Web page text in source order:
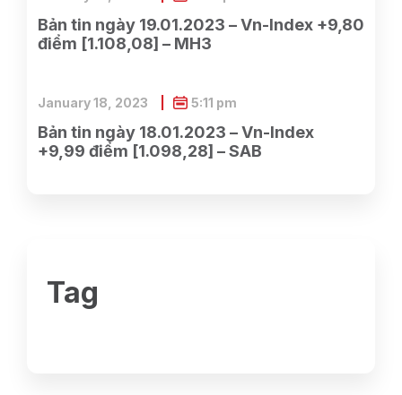
Bản tin ngày 19.01.2023 – Vn-Index +9,80
điểm [1.108,08] – MH3
Bản tin ngày 18.01.2023 – Vn-Index
+9,99 điểm [1.098,28] – SAB
January 18, 2023 5:11 pm
Tag